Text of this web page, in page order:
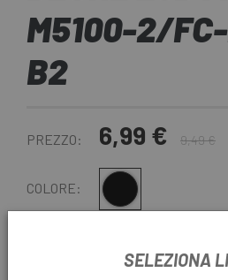
M5100-2/
B2
PREZZO: 6,99 € 9,49 €
COLORE: Nero
SELEZIONA